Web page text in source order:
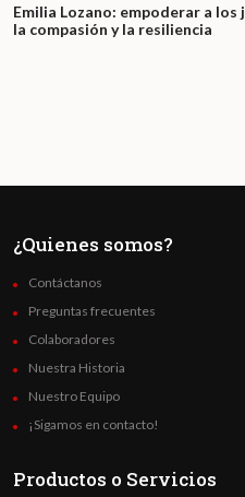
Emilia Lozano: empoderar a
la compasión y la resiliencia
¿Quienes somos?
Contáctanos
Preguntas frecuentes
Colaboradores
Nuestra Historia
Nuestro Equipo
¡Sigamos en contacto!
Productos o Servicios